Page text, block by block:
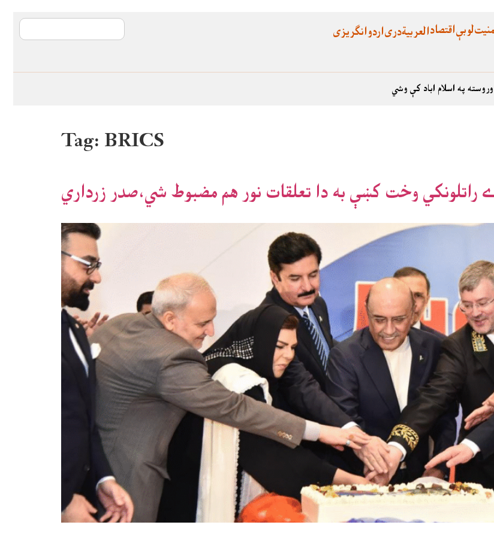
اقتصادلوبې انگریزیاردودریالعربية
په اسلام اباد کې وشي
Tag:BRICS
راتلونکي وخت کښې به دا تعلقات نور هم مضبوط شي،صدر زرداري